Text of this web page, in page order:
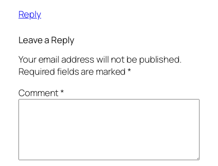
Reply
Leave a Reply
Your email address will not be published.
Required fields are marked*
Comment*